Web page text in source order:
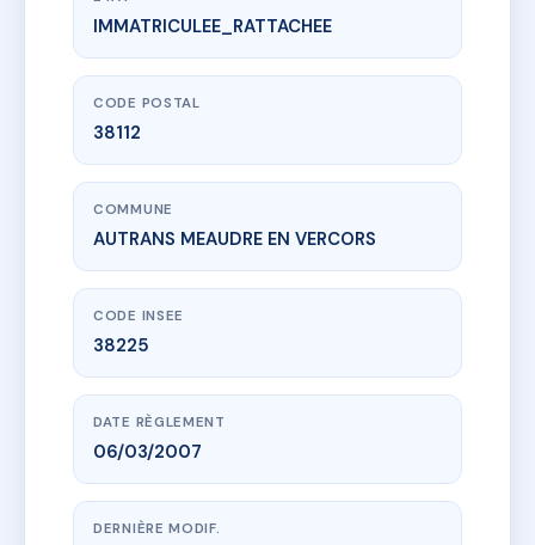
www.vme.plus/AC6839385
LES CLARINES - MS40264
53 Rue Gour Martel
38112 AUTRANS MEAUDRE EN VERCORS
IMMATRICULEE_RATTACHEE
CODE POSTAL
38112
COMMUNE
AUTRANS MEAUDRE EN VERCORS
CODE INSEE
38225
DATE RÈGLEMENT
06/03/2007
DERNIÈRE MODIF.